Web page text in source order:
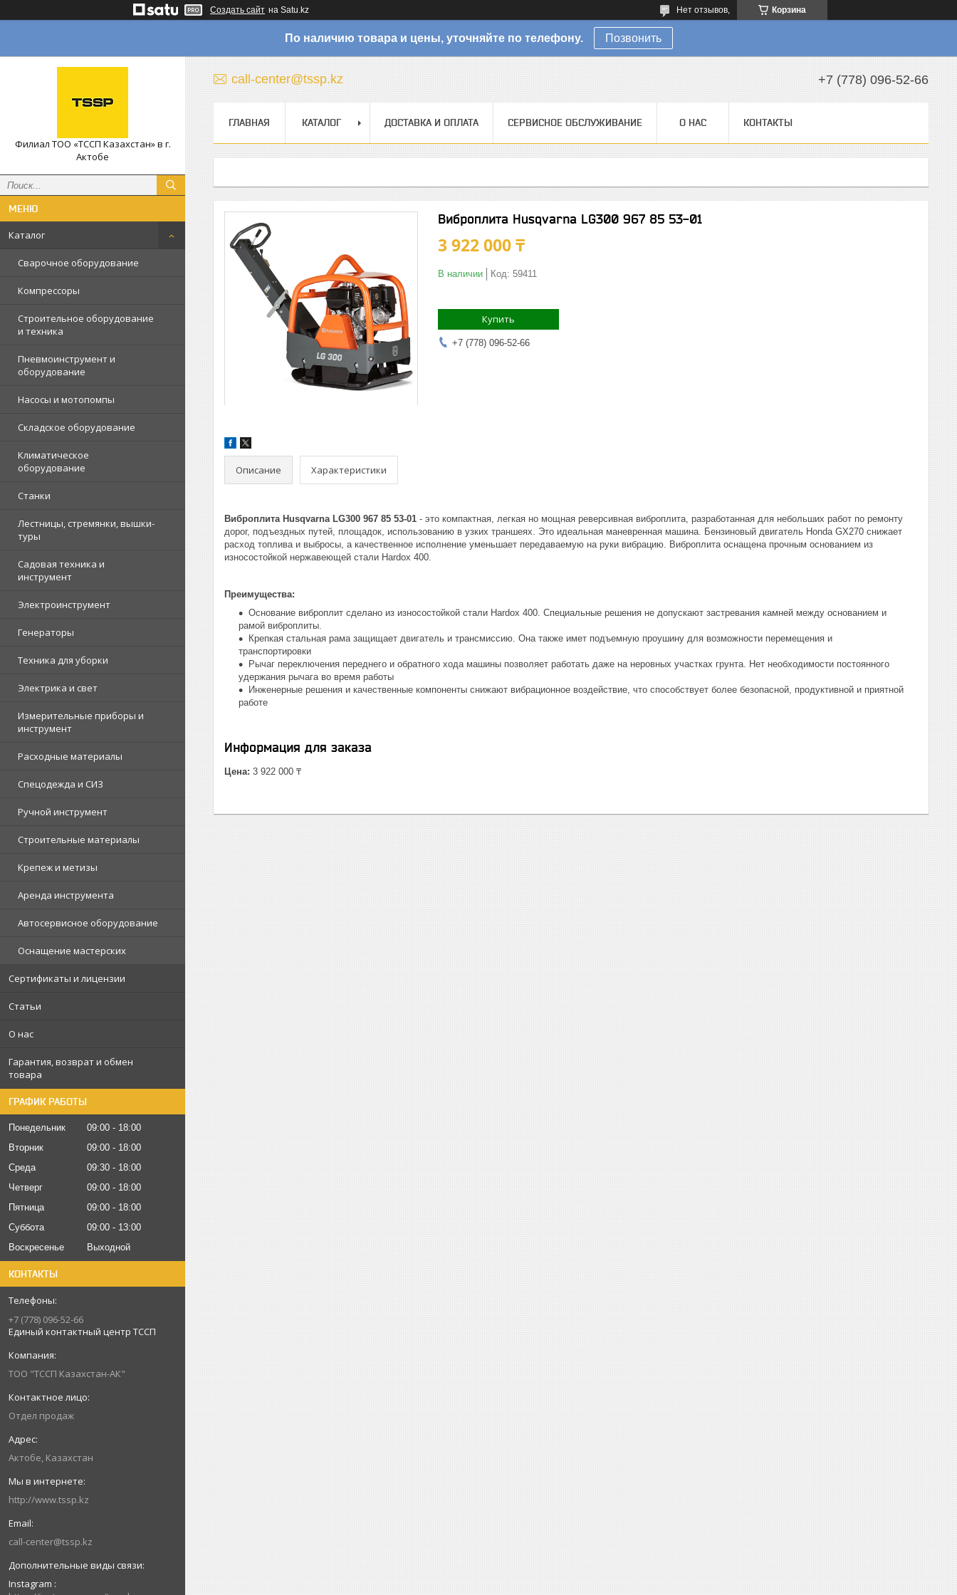
Создать сайт на Satu.kz Корзина
Нет отзывов,
По наличию товара и цены, уточняйте по телефону. Позвонить
Филиал ТОО «ТССП Казахстан» в г.
Актобе
Каталог
Сварочное оборудование
Компрессоры
Строительное оборудование
и техника
Пневмоинструмент и
оборудование
Насосы и мотопомпы
Складское оборудование
Климатическое
оборудование
Станки
Лестницы, стремянки, вышки-
туры
Садовая техника и
инструмент
Электроинструмент
Генераторы
Техника для уборки
Электрика и свет
Измерительные приборы и
инструмент
Расходные материалы
Спецодежда и СИЗ
Ручной инструмент
Строительные материалы
Крепеж и метизы
Аренда инструмента
Автосервисное оборудование
Оснащение мастерских
Сертификаты и лицензии
Статьи
О нас
Гарантия, возврат и обмен
товара
ГРАФИК РАБОТЫ
Понедельник 09:00
18:00
Вторник
09:00
18:00
Среда
09:30
18:00
Четверг
09:00
18:00
Пятница
09:00
18:00
Суббота
09:00
13:00
Воскресенье
Выходной
КОНТАКТЫ
+7 (778) 096-52-66
Единый контактный центр ТССП
ТОО "ТССП Казахстан-АК"
Отдел продаж
Актобе, Казахстан
http://www.tssp.kz
call-center@tssp.kz
Instagram
call-center@tssp.kz +7 (778) 096-52-66
ГЛАВНАЯ КАТАЛОГ ДОСТАВКА И ОПЛАТА СЕРВИСНОЕ ОБСЛУЖИВАНИЕ О НАС КОНТАКТЫ
Виброплита Husqvarna LG300 967 85 53-01
3 922 000 ₸
В наличии Код: 59411
Купить
+7 (778) 096-52-66
Описание Характеристики
Виброплита Husqvarna LG300 967 85 53-01 - это компактная, легкая но мощная реверсивная виброплита, разработанная для небольших работ по ремонту
дорог, подъездных путей, площадок, использованию в узких траншеях. Это идеальная маневренная машина. Бензиновый двигатель Honda GX270 снижает
расход топлива и выбросы, а качественное исполнение уменьшает передаваемую на руки вибрацию. Виброплита оснащена прочным основанием из
износостойкой нержавеющей стали Hardox 400.
Преимущества:
Основание виброплит сделано из износостойкой стали Hardox 400. Специальные решения не допускают застревания камней между основанием и
рамой виброплиты.
Крепкая стальная рама защищает двигатель и трансмиссию. Она также имет подъемную проушину для возможности перемещения и
транспортировки
Рычаг переключения переднего и обратного хода машины позволяет работать даже на неровных участках грунта. Нет необходимости постоянного
удержания рычага во время работы
Инженерные решения и качественные компоненты снижают вибрационное воздействие, что способствует более безопасной, продуктивной и приятной
работе
Информация для заказа
Цена: 3 922 000 ₸